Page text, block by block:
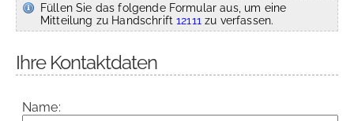
Füllen Sie das folgende Formular aus, um eine
Mitteilung zu Handschrift12111 zu verfassen.
Ihre Kontaktdaten
Name: